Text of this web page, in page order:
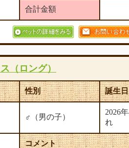
合計金額
（ロング）
性別 誕生日
♂（男の子）
2026
れ
コメント